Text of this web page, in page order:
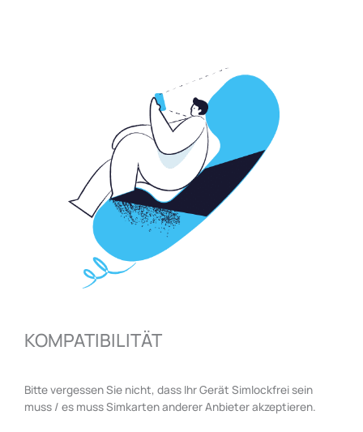
KOMPATIBILITÄT
Bitte vergessen Sie nicht, dass Ihr Gerät Simlockfrei sein
muss / es muss Simkarten anderer Anbieter akzeptieren.